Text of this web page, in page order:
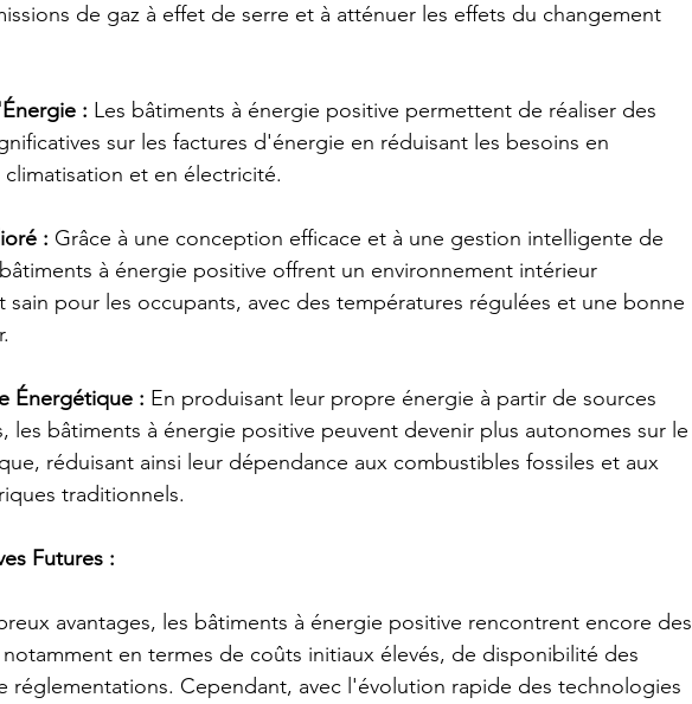
de gaz à effet de serre et à atténuer les effets du changement
: Les bâtiments à énergie positive permettent de réaliser des
sur les factures d'énergie en réduisant les besoins en
climatisation et en électricité.
: Grâce à une conception efficace et à une gestion intelligente de
à énergie positive offrent un environnement intérieur
sain pour les occupants, avec des températures régulées et une bonne
Énergétique : En produisant leur propre énergie à partir de sources
les bâtiments à énergie positive peuvent devenir plus autonomes sur le
réduisant ainsi leur dépendance aux combustibles fossiles et aux
traditionnels.
Futures :
avantages, les bâtiments à énergie positive rencontrent encore des
en termes de coûts initiaux élevés, de disponibilité des
réglementations. Cependant, avec l'évolution rapide des technologies